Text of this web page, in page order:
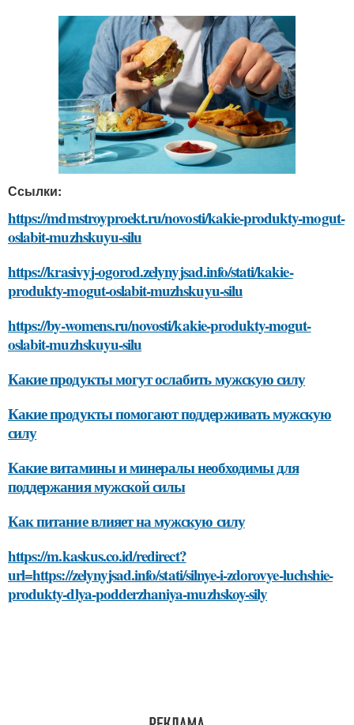
Ссылки:
https://mdmstroyproekt.ru/novosti/kakie-produkty-mogut-
oslabit-muzhskuyu-silu
https://krasivyj-ogorod.zelynyjsad.info/stati/kakie-
produkty-mogut-oslabit-muzhskuyu-silu
https://by-womens.ru/novosti/kakie-produkty-mogut-
oslabit-muzhskuyu-silu
Какие продукты могут ослабить мужскую силу
Какие продукты помогают поддерживать мужскую
силу
Какие витамины и минералы необходимы для
поддержания мужской силы
Как питание влияет на мужскую силу
https://m.kaskus.co.id/redirect?
url=https://zelynyjsad.info/stati/silnye-i-zdorovye-luchshie-
produkty-dlya-podderzhaniya-muzhskoy-sily